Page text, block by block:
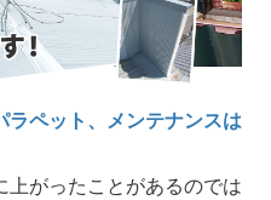
ラペット、メンテナンスは
がったことがあるのでは